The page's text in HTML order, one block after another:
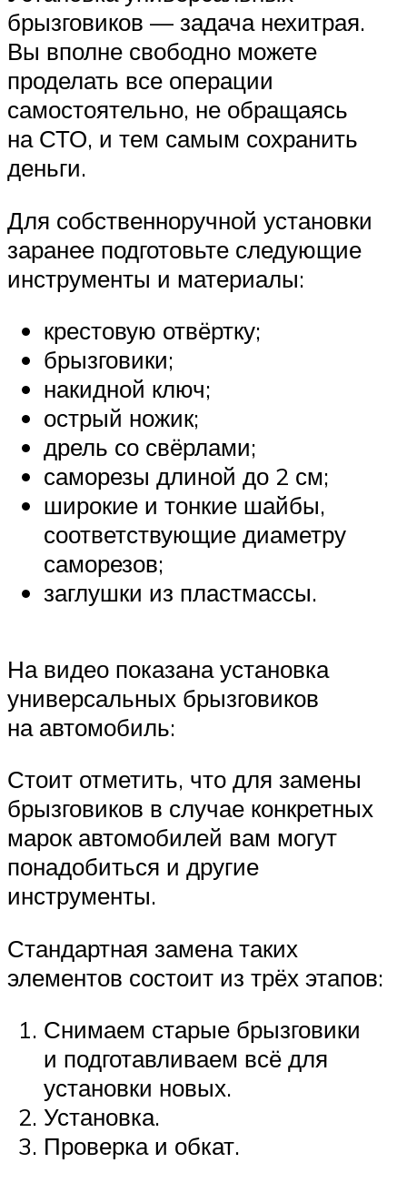
брызговиков — задача нехитрая.
Вы вполне свободно можете
проделать все операции
самостоятельно, не обращаясь
на СТО, и тем самым сохранить
деньги.
Для собственноручной установки
заранее подготовьте следующие
инструменты и материалы:
крестовую отвёртку;
брызговики;
накидной ключ;
острый ножик;
дрель со свёрлами;
саморезы длиной до 2 см;
широкие и тонкие шайбы,
соответствующие диаметру
саморезов;
заглушки из пластмассы.
На видео показана установка
универсальных брызговиков
на автомобиль:
Стоит отметить, что для замены
брызговиков в случае конкретных
марок автомобилей вам могут
понадобиться и другие
инструменты.
Стандартная замена таких
элементов состоит из трёх этапов:
Снимаем старые брызговики
и подготавливаем всё для
установки новых.
Установка.
Проверка и обкат.